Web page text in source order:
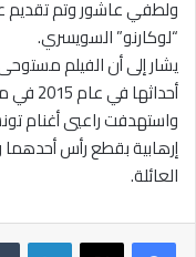
“لوكارنو” السويسري.
يشار إلى أن الفيلم
واستهدفت راعيي أغنام
إرهابية بقطع رأس أحدهما
العائلة.